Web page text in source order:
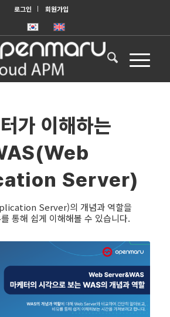
로그인 회원가입
가 이해하는
Server)
Server)의 개념과 역할을
통해 쉽게 이해해볼 수 있습니다.